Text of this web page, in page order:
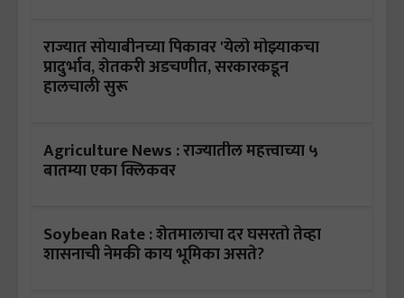
राज्यात सोयाबीनच्या पिकावर 'येलो मोझ्याकचा
प्रादुर्भाव, शेतकरी अडचणीत, सरकारकडून
हालचाली सुरू
Agriculture News : राज्यातील महत्त्वाच्या ५
बातम्या एका क्लिकवर
Soybean Rate : शेतमालाचा दर घसरतो तेव्हा
शासनाची नेमकी काय भूमिका असते?